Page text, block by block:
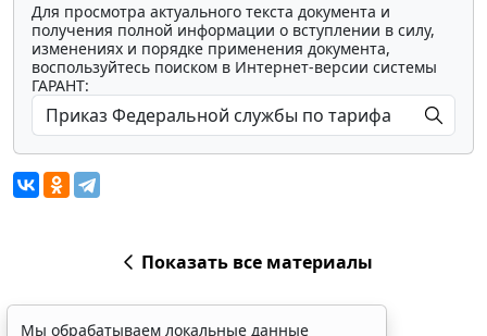
Для просмотра актуального текста документа и
получения полной информации о вступлении в силу,
изменениях и порядке применения документа,
воспользуйтесь поиском в Интернет-версии системы
ГАРАНТ:
Показать все материалы
Мы обрабатываем локальные данные